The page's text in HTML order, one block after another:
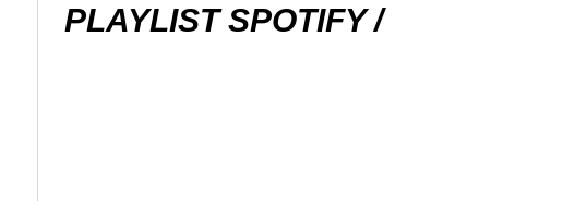
PLAYLIST SPOTIFY /